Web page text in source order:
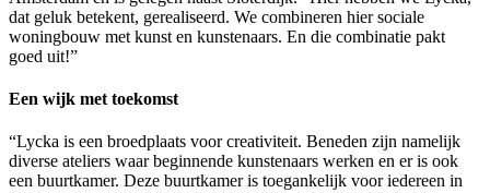
dat geluk betekent, gerealiseerd. We combineren hier sociale
woningbouw met kunst en kunstenaars. En die combinatie pakt
goed uit!”
Een wijk met toekomst
“Lycka is een broedplaats voor creativiteit. Beneden zijn namelijk
diverse ateliers waar beginnende kunstenaars werken en er is ook
een buurtkamer. Deze buurtkamer is toegankelijk voor iedereen in